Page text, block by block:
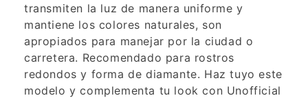
transmiten la luz de manera uniforme y
mantiene los colores naturales, son
apropiados para manejar por la ciudad o
carretera. Recomendado para rostros
redondos y forma de diamante. Haz tuyo este
modelo y complementa tu look con Unofficial